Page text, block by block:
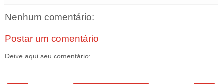
Nenhum comentário:
Postar um comentário
Deixe aqui seu comentário: